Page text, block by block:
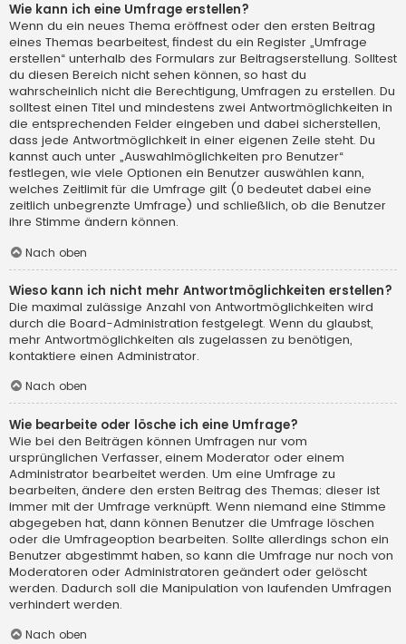
Wie kann ich eine Umfrage erstellen?
Wenn du ein neues Thema eröffnest oder den ersten Beitrag
eines Themas bearbeitest, findest du ein Register „Umfrage
erstellen“ unterhalb des Formulars zur Beitragserstellung. Solltest
du diesen Bereich nicht sehen können, so hast du
wahrscheinlich nicht die Berechtigung, Umfragen zu erstellen. Du
solltest einen Titel und mindestens zwei Antwortmöglichkeiten in
die entsprechenden Felder eingeben und dabei sicherstellen,
dass jede Antwortmöglichkeit in einer eigenen Zeile steht. Du
kannst auch unter „Auswahlmöglichkeiten pro Benutzer“
festlegen, wie viele Optionen ein Benutzer auswählen kann,
welches Zeitlimit für die Umfrage gilt (0 bedeutet dabei eine
zeitlich unbegrenzte Umfrage) und schließlich, ob die Benutzer
ihre Stimme ändern können.
Nach oben
Wieso kann ich nicht mehr Antwortmöglichkeiten erstellen?
Die maximal zulässige Anzahl von Antwortmöglichkeiten wird
durch die Board-Administration festgelegt. Wenn du glaubst,
mehr Antwortmöglichkeiten als zugelassen zu benötigen,
kontaktiere einen Administrator.
Nach oben
Wie bearbeite oder lösche ich eine Umfrage?
Wie bei den Beiträgen können Umfragen nur vom
ursprünglichen Verfasser, einem Moderator oder einem
Administrator bearbeitet werden. Um eine Umfrage zu
bearbeiten, ändere den ersten Beitrag des Themas; dieser ist
immer mit der Umfrage verknüpft. Wenn niemand eine Stimme
abgegeben hat, dann können Benutzer die Umfrage löschen
oder die Umfrageoption bearbeiten. Sollte allerdings schon ein
Benutzer abgestimmt haben, so kann die Umfrage nur noch von
Moderatoren oder Administratoren geändert oder gelöscht
werden. Dadurch soll die Manipulation von laufenden Umfragen
verhindert werden.
Nach oben